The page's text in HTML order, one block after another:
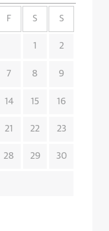
F S S
1 2
7 8 9
14 15 16
21 22 23
28 29 30